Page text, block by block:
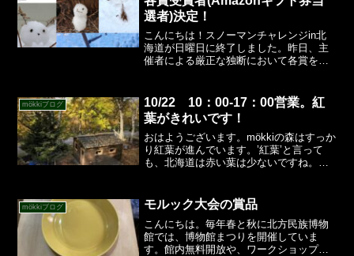
選者)決定！
こんにちは！スノーマンチャレンジin北
海道が日曜日に終了しました。昨日、主
催者による厳正な独断において各賞を発
しくも受賞ならなかったみなさんも、た
くさんのエントリーあり...
mökkiブログ
10/22 10：00-17：00営業。紅
葉がきれいです！
おはようございます。mökkiの森はすっか
り紅葉が進んでいます。’紅葉’と言って
も、北海道は赤い葉は少ないですね。そ
多い北海道は黄色い紅葉が主流です。今
は広葉樹のシラカ...
mökkiブログ モルック大会の賞品
こんにちは。毎年春と秋に北方民族博物
館では、博物館まつりを開催していま
す。館内無料開放や、ワークショップな